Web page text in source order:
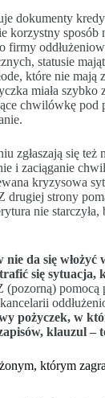
korzystny sposób
firmy
statusie
które nie
miała szybko
chwilówkę pod
zgłaszają się
i zaciąganie
kryzysowa
drugiej strony
nie
nie da się włożyć
się sytuacja,
(pozorną) pomocą
pożyczek, w
klauzul –
którym